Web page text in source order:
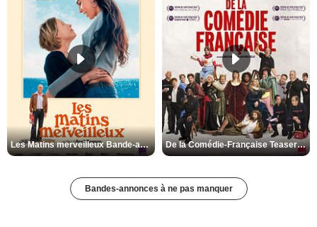
Les Matins merveilleux Bande-annonce VF De la Comédie-Française Teaser VF
Bandes-annonces à ne pas manquer